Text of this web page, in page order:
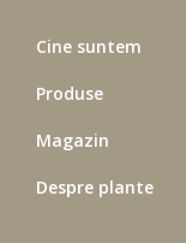
Cine suntem
Produse
Magazin
Despre plante